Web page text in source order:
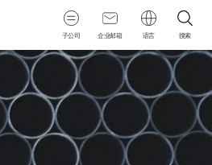
子公司 企业邮箱 语言 搜索